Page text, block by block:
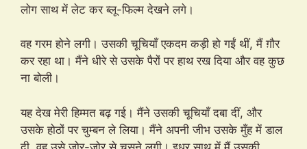
लोग साथ में लेट कर ब्लू-फिल्म देखने लगे।
वह गरम होने लगी। उसकी चूचियाँ एकदम कड़ी हो गईं थीं, मैं ग़ौर
कर रहा था। मैंने धीरे से उसके पैरों पर हाथ रख दिया और वह कुछ
ना बोली।
यह देख मेरी हिम्मत बढ़ गई। मैंने उसकी चूचियाँ दबा दीं, और
उसके होठों पर चुम्बन ले लिया। मैंने अपनी जीभ उसके मुँह में डाल